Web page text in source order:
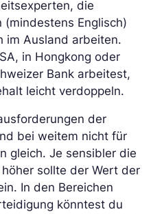
die
(mindestens Englisch)
im Ausland arbeiten.
in Hongkong oder
Bank arbeitest,
leicht verdoppeln.
der
bei weitem nicht für
gleich. Je sensibler die
sollte der Wert der
In den Bereichen
könntest du